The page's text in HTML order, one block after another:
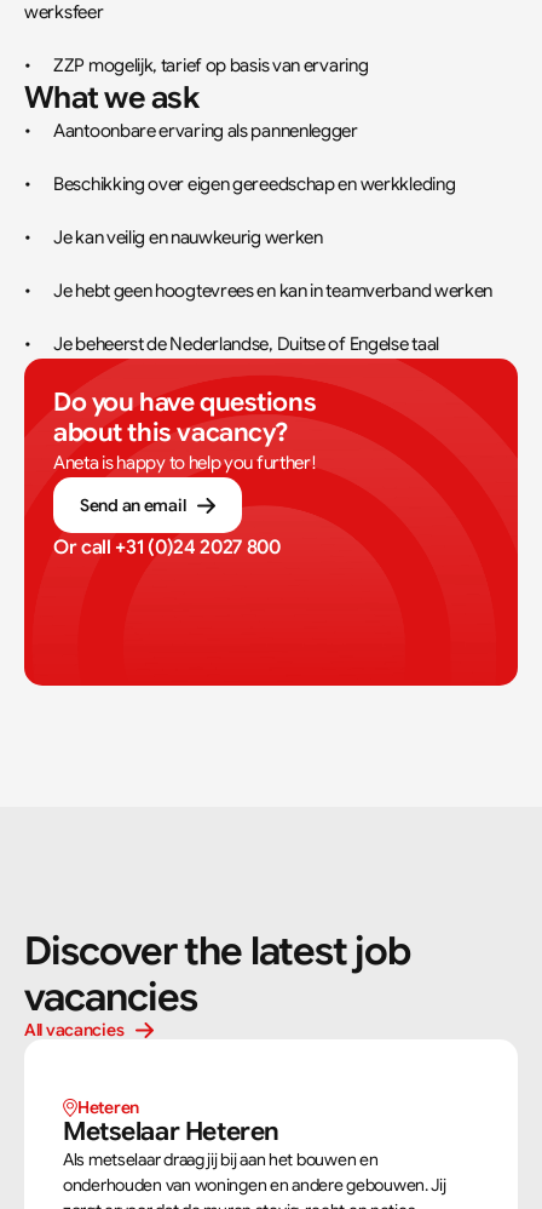
werksfeer
•	ZZP mogelijk, tarief op basis van ervaring
What we ask
•	Aantoonbare ervaring als pannenlegger
•	Beschikking over eigen gereedschap en werkkleding
•	Je kan veilig en nauwkeurig werken
•	Je hebt geen hoogtevrees en kan in teamverband werken
•	Je beheerst de Nederlandse, Duitse of Engelse taal
Do you have questions
about this vacancy?
Aneta is happy to help you further!
Send an email
Or call +31 (0)24 2027 800
Discover the latest job
vacancies
All vacancies
Heteren
Metselaar Heteren
Als metselaar draag jij bij aan het bouwen en
onderhouden van woningen en andere gebouwen. Jij